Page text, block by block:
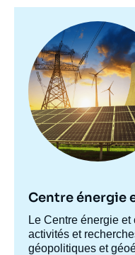
principale
Centre énergie
Accroche
centre
Le Centre énergie et
activités et
géopolitiques et